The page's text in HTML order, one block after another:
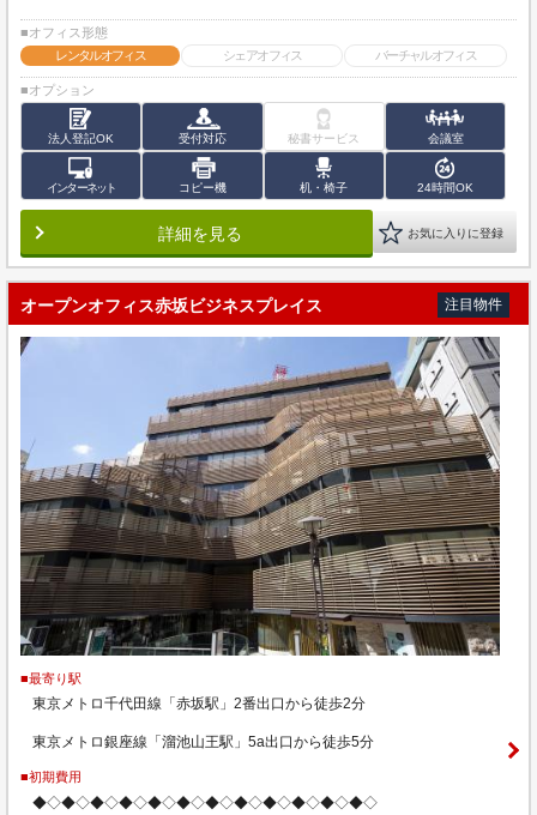
■オフィス形態
レンタルオフィス
シェアオフィス バーチャルオフィス
■オプション
法人登記OK 受付対応 秘書サービス 会議室
インターネット コピー機 机・椅子 24時間OK
詳細を見る お気に入りに登録
オープンオフィス赤坂ビジネスプレイス 注目物件
■最寄り駅
東京メトロ千代田線「赤坂駅」2番出口から徒歩2分
東京メトロ銀座線「溜池山王駅」5a出口から徒歩5分
■初期費用
◆◇◆◇◆◇◆◇◆◇◆◇◆◇◆◇◆◇◆◇◆◇◆◇